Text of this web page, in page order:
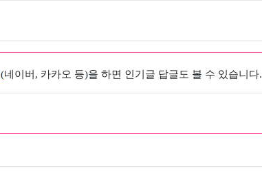
(네이버, 카카오 등)을 하면 인기글 답글도 볼 수 있습니다.